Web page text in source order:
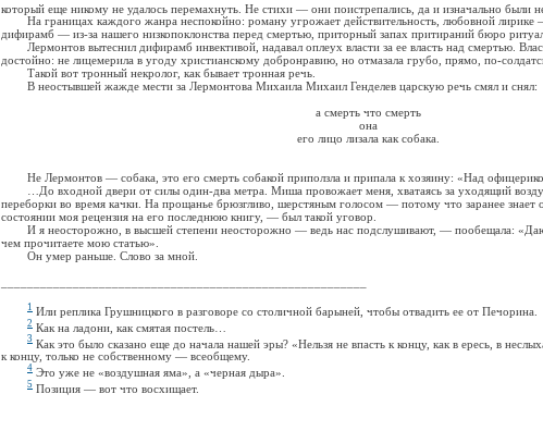
который еще никому не удалось перемахнуть. Не стихи — они поистрепались, да и изначально были
На границах каждого жанра неспокойно: роману угрожает действительность, любовной лирике
дифирамб — из-за нашего низкопоклонства перед смертью, приторный запах притираний бюро
Лермонтов вытеснил дифирамб инвективой, надавал оплеух власти за ее власть над смертью.
достойно: не лицемерила в угоду христианскому добронравию, но отмазала грубо, прямо, по-
Такой вот тронный некролог, как бывает тронная речь.
В неостывшей жажде мести за Лермонтова Михаила Михаил Генделев царскую речь смял и снял:
а смерть что смерть
она
его лицо лизала как собака.
Не Лермонтов — собака, это его смерть собакой приползла и припала к хозяину: «Над
…До входной двери от силы один-два метра. Миша провожает меня, хватаясь за уходящий
переборки во время качки. На прощанье брюзгливо, шерстяным голосом — потому что заранее знает
состоянии моя рецензия на его последнюю книгу, — был такой уговор.
И я неосторожно, в высшей степени неосторожно — ведь нас подслушивают, — пообещала: «Даю
чем прочитаете мою статью».
Он умер раньше. Слово за мной.
1 Или реплика Грушницкого в разговоре со столичной барыней, чтобы отвадить ее от Печорина.
2 Как на ладони, как смятая постель…
3 Как это было сказано еще до начала нашей эры? «Нельзя не впасть к концу, как в ересь, в
к концу, только не собственному — всеобщему.
4 Это уже не «воздушная яма», а «черная дыра».
5 Позиция — вот что восхищает.